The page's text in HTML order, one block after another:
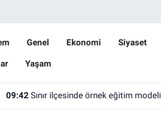
Genel Ekonomi Siyaset
Yaşam
09:42 Sınır ilçesinde örnek eğitim